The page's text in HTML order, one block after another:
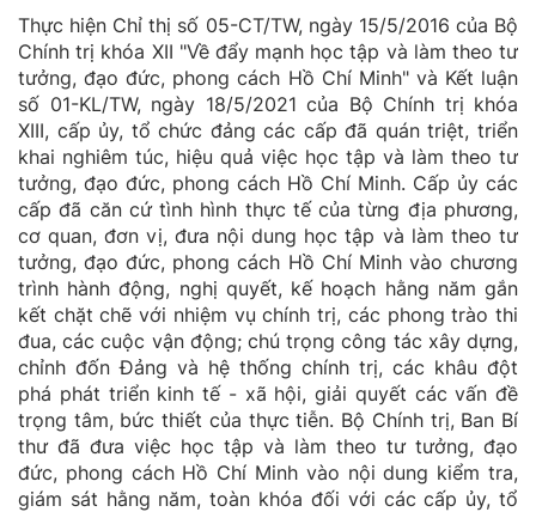
Thực hiện Chỉ thị số 05-CT/TW, ngày 15/5/2016 của Bộ
Chính trị khóa XII "Về đẩy mạnh học tập và làm theo tư
tưởng, đạo đức, phong cách Hồ Chí Minh" và Kết luận
số 01-KL/TW, ngày 18/5/2021 của Bộ Chính trị khóa
XIII, cấp ủy, tổ chức đảng các cấp đã quán triệt, triển
khai nghiêm túc, hiệu quả việc học tập và làm theo tư
tưởng, đạo đức, phong cách Hồ Chí Minh. Cấp ủy các
cấp đã căn cứ tình hình thực tế của từng địa phương,
cơ quan, đơn vị, đưa nội dung học tập và làm theo tư
tưởng, đạo đức, phong cách Hồ Chí Minh vào chương
trình hành động, nghị quyết, kế hoạch hằng năm gắn
kết chặt chẽ với nhiệm vụ chính trị, các phong trào thi
đua, các cuộc vận động; chú trọng công tác xây dựng,
chỉnh đốn Đảng và hệ thống chính trị, các khâu đột
phá phát triển kinh tế - xã hội, giải quyết các vấn đề
trọng tâm, bức thiết của thực tiễn. Bộ Chính trị, Ban Bí
thư đã đưa việc học tập và làm theo tư tưởng, đạo
đức, phong cách Hồ Chí Minh vào nội dung kiểm tra,
giám sát hằng năm, toàn khóa đối với các cấp ủy, tổ